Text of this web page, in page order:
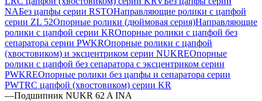
NAБез цапфы серии RSTOНаправляющие ролики с цапфой
серии ZL 52Опорные ролики (дюймовая серия)Направляющие
ролики с цапфой серии KRОпорные ролики с цапфой без
сепаратора серии PWKRОпорные ролики с цапфой
(хвостовиком) и эксцентриком серии NUKREОпорные
ролики с цапфой без сепаратора c эксцентриком серии
PWKREОпорные ролики без цапфы и сепаратора серии
PWTRС цапфой (хвостовиком) серии KR
—Подшипник NUKR 62 A INA